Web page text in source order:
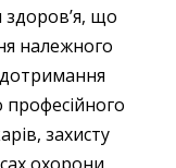
що
належного
дотримання
професійного
захисту